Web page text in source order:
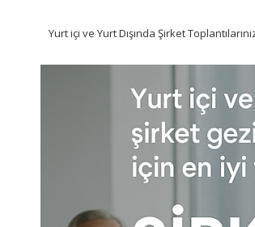
Dışında Şirket Toplantılarınızı ve